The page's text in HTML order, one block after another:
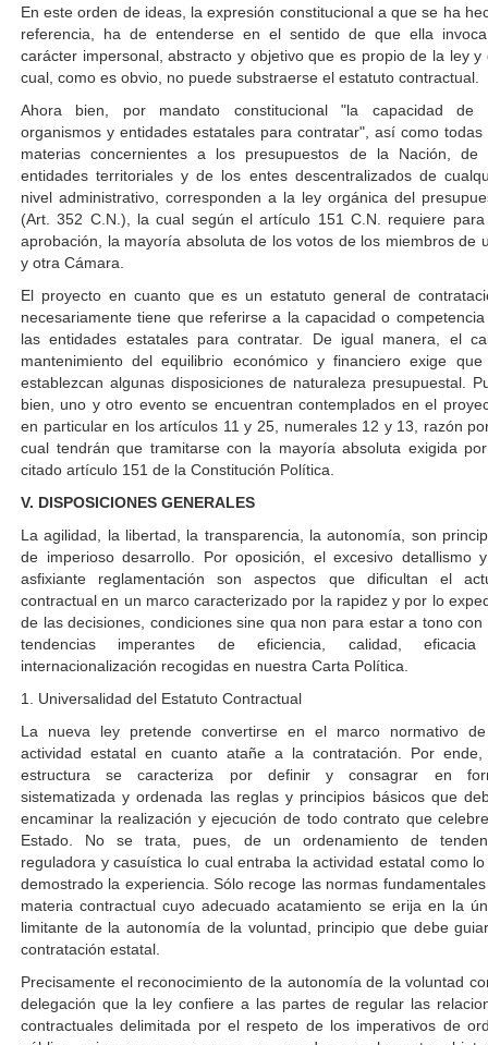
En este orden de ideas, la expresión constitucional a que se ha
referencia, ha de entenderse en el sentido de que ella
carácter impersonal, abstracto y objetivo que es propio de la ley y
cual, como es obvio, no puede substraerse el estatuto contractual.
Ahora bien, por mandato constitucional "la capacidad de
organismos y entidades estatales para contratar", así como todas
materias concernientes a los presupuestos de la Nación, de
entidades territoriales y de los entes descentralizados de
nivel administrativo, corresponden a la ley orgánica del
(Art. 352 C.N.), la cual según el artículo 151 C.N. requiere
aprobación, la mayoría absoluta de los votos de los miembros de
y otra Cámara.
El proyecto en cuanto que es un estatuto general de
necesariamente tiene que referirse a la capacidad o
las entidades estatales para contratar. De igual manera, el
mantenimiento del equilibrio económico y financiero exige
establezcan algunas disposiciones de naturaleza presupuestal.
bien, uno y otro evento se encuentran contemplados en el
en particular en los artículos 11 y 25, numerales 12 y 13, razón
cual tendrán que tramitarse con la mayoría absoluta exigida
citado artículo 151 de la Constitución Política.
V. DISPOSICIONES GENERALES
La agilidad, la libertad, la transparencia, la autonomía, son
de imperioso desarrollo. Por oposición, el excesivo detallismo
asfixiante reglamentación son aspectos que dificultan el
contractual en un marco caracterizado por la rapidez y por lo
de las decisiones, condiciones sine qua non para estar a tono con
tendencias imperantes de eficiencia, calidad,
internacionalización recogidas en nuestra Carta Política.
1. Universalidad del Estatuto Contractual
La nueva ley pretende convertirse en el marco normativo
actividad estatal en cuanto atañe a la contratación. Por ende,
estructura se caracteriza por definir y consagrar en
sistematizada y ordenada las reglas y principios básicos que
encaminar la realización y ejecución de todo contrato que
Estado. No se trata, pues, de un ordenamiento de
reguladora y casuística lo cual entraba la actividad estatal como
demostrado la experiencia. Sólo recoge las normas
materia contractual cuyo adecuado acatamiento se erija en la
limitante de la autonomía de la voluntad, principio que debe
contratación estatal.
Precisamente el reconocimiento de la autonomía de la voluntad
delegación que la ley confiere a las partes de regular las
contractuales delimitada por el respeto de los imperativos de